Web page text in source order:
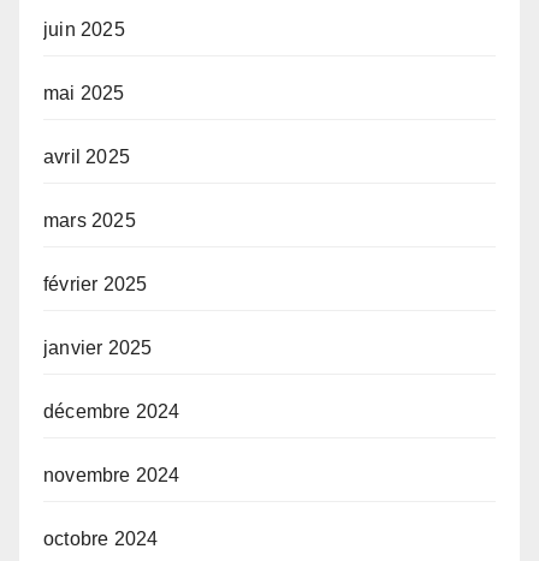
juin 2025
mai 2025
avril 2025
mars 2025
février 2025
janvier 2025
décembre 2024
novembre 2024
octobre 2024